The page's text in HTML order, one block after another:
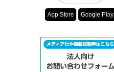
App Store Google Play